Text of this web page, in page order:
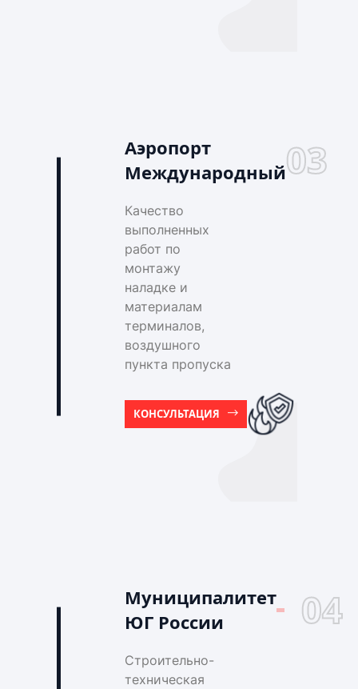
Аэропорт
Международный03
Качество
выполненных
работ по
монтажу
наладке и
материалам
терминалов,
воздушного
пункта пропуска
КОНСУЛЬТАЦИЯ
Муниципалитет
ЮГ России
04
Строительно-
техническая